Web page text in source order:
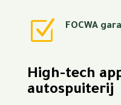
Z FOCWA
High-tech
autospuiterij